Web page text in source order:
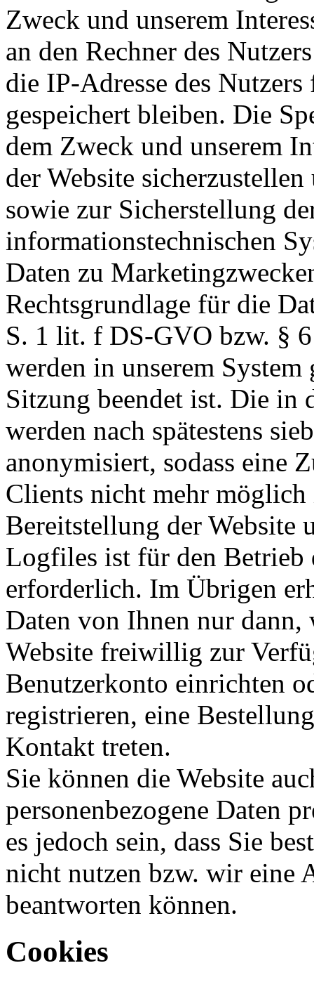
Zweck und unserem
an den Rechner des
die IP-Adresse des
gespeichert bleiben. Die
dem Zweck und unserem
der Website
sowie zur Sicherstellung
informationstechnischen
Daten zu
Rechtsgrundlage für die
S. 1 lit. f DS-GVO bzw. §
werden in unserem
Sitzung beendet ist. Die in
werden nach spätestens
anonymisiert, sodass eine
Clients nicht mehr
Bereitstellung der Website
Logfiles ist für den Betrieb
erforderlich. Im Übrigen
Daten von Ihnen nur dann,
Website freiwillig zur
Benutzerkonto einrichten
registrieren, eine
Kontakt treten.
Sie können die Website
personenbezogene Daten
es jedoch sein, dass Sie
nicht nutzen bzw. wir eine
beantworten können.
Cookies